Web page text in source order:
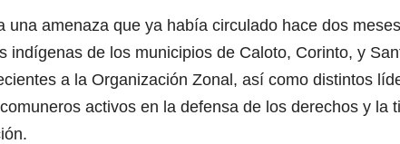
una amenaza que ya había circulado hace dos
indígenas de los municipios de Caloto, Corinto, y
a la Organización Zonal, así como distintos
activos en la defensa de los derechos y la